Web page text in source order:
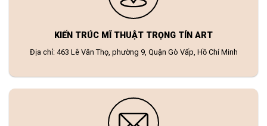
KIẾN TRÚC MĨ THUẬT TRỌNG TÍN ART
Địa chỉ: 463 Lê Văn Thọ, phường 9, Quận Gò Vấp, Hồ Chí Minh